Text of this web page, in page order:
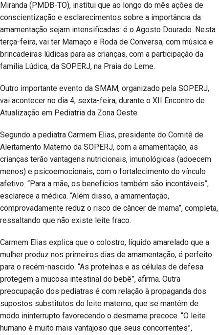
Miranda (PMDB-TO), institui que ao longo do mês ações de
conscientização e esclarecimentos sobre a importância da
amamentação sejam intensificadas: é o Agosto Dourado. Nesta
terça-feira, vai ter Mamaço e Roda de Conversa, com música e
brincadeiras lúdicas para as crianças, com a participação da
família Lúdica, da SOPERJ, na Praia do Leme.
Outro importante evento da SMAM, organizado pela SOPERJ,
vai acontecer no dia 4, sexta-feira, durante o XII Encontro de
Atualização em Pediatria da Zona Oeste.
Segundo a pediatra Carmem Elias, presidente do Comitê de
Aleitamento Materno da SOPERJ, com a amamentação, as
crianças terão vantagens nutricionais, imunológicas (adoecem
menos) e psicoemocionais, com o fortalecimento do vínculo
afetivo. “Para a mãe, os benefícios também são incontáveis”,
esclarece a médica. “Além disso, a amamentação,
comprovadamente reduz o risco de câncer de mama”, completa,
ressaltando que não existe leite fraco.
Carmem Elias explica que o colostro, líquido amarelado que a
mulher produz nos primeiros dias de amamentação, é perfeito
para o recém-nascido. “As proteínas e as células de defesa
protegem a mucosa intestinal do bebê”, afirma. Outra
preocupação dos pediatras é com relação à propaganda dos
supostos substitutos do leite materno, que se mantém de
modo ininterrupto favorecendo o desmame precoce. “O leite
humano é muito mais vantajoso que seus concorrentes”,